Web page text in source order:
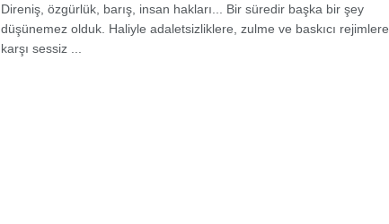
Direniş, özgürlük, barış, insan hakları... Bir süredir başka bir şey
düşünemez olduk. Haliyle adaletsizliklere, zulme ve baskıcı rejimlere
karşı sessiz ...